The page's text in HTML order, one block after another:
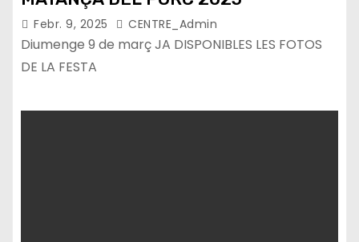
Febr. 9, 2025 CENTRE_Admin
Diumenge 9 de març JA DISPONIBLES LES FOTOS
DE LA FESTA